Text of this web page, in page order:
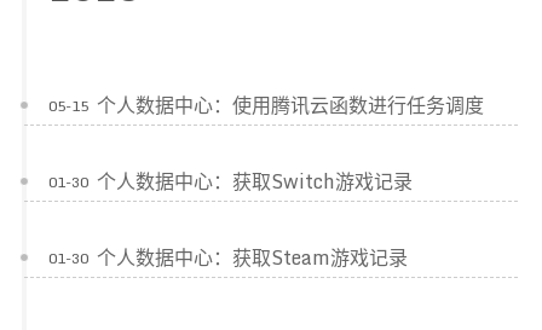
个人数据中心：使用腾讯云函数进行任务调度
05-15
个人数据中心：获取Switch游戏记录
01-30
个人数据中心：获取Steam游戏记录
01-30